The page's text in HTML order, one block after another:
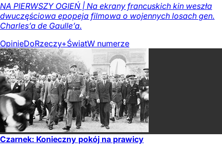
NA PIERWSZY OGIEŃ | Na ekrany francuskich kin weszła
dwuczęściowa epopeja filmowa o wojennych losach gen.
Charles’a de Gaulle’a.
OpinieDoRzeczy+ŚwiatW numerze
Czarnek: Konieczny pokój na prawicy